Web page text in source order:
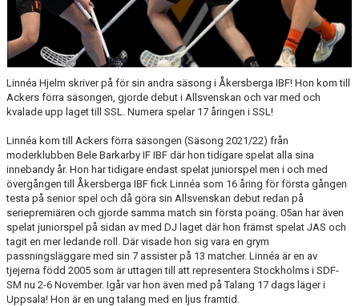
Linnéa Hjelm skriver på för sin andra säsong i Åkersberga IBF! Hon kom till
Ackers förra säsongen, gjorde debut i Allsvenskan och var med och
kvalade upp laget till SSL. Numera spelar 17 åringen i SSL!
Linnéa kom till Ackers förra säsongen (Säsong 2021/22) från
moderklubben Bele Barkarby IF IBF där hon tidigare spelat alla sina
innebandy år. Hon har tidigare endast spelat juniorspel men i och med
övergången till Åkersberga IBF fick Linnéa som 16 åring för första gången
testa på senior spel och då göra sin Allsvenskan debut redan på
seriepremiären och gjorde samma match sin första poäng. 05an har även
spelat juniorspel på sidan av med DJ laget där hon främst spelat JAS och
tagit en mer ledande roll. Där visade hon sig vara en grym
passningsläggare med sin 7 assister på 13 matcher. Linnéa är en av
tjejerna född 2005 som är uttagen till att representera Stockholms i SDF-
SM nu 2-6 November. Igår var hon även med på Talang 17 dags läger i
Uppsala! Hon är en ung talang med en ljus framtid.